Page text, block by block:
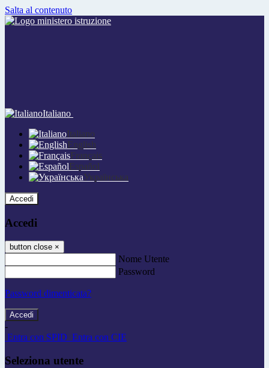
Salta al contenuto
Italiano
Italiano
English
Français
Español
Українська
Accedi
Accedi
button close ×
Nome Utente
Password
Password dimenticata?
-
Entra con SPID Entra con CIE
Seleziona utente